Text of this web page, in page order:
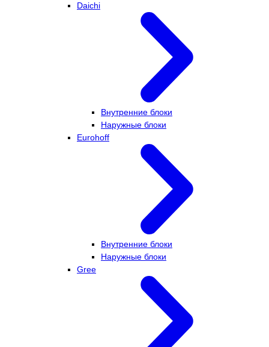
Daichi
Внутренние блоки
Наружные блоки
Eurohoff
Внутренние блоки
Наружные блоки
Gree